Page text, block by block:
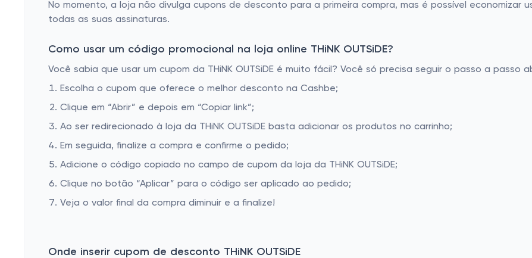
No momento, a loja não divulga cupons de desconto para a primeira compra, mas é possível economizar
todas as suas assinaturas.
Como usar um código promocional na loja online THiNK OUTSiDE?
Você sabia que usar um cupom da THiNK OUTSiDE é muito fácil? Você só precisa seguir o passo a passo
Escolha o cupom que oferece o melhor desconto na Cashbe;
Clique em “Abrir” e depois em “Copiar link”;
Ao ser redirecionado à loja da THiNK OUTSiDE basta adicionar os produtos no carrinho;
Em seguida, finalize a compra e confirme o pedido;
Adicione o código copiado no campo de cupom da loja da THiNK OUTSiDE;
Clique no botão “Aplicar” para o código ser aplicado ao pedido;
Veja o valor final da compra diminuir e a finalize!
Onde inserir cupom de desconto THiNK OUTSiDE